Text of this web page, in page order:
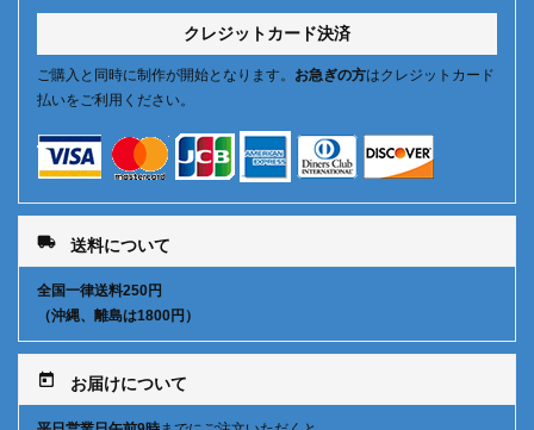
クレジットカード決済
ご購入と同時に制作が開始となります。 お急ぎの方はクレジットカード
払いをご利用ください。
local_shipping 送料について
全国一律送料250円
（沖縄、離島は1800円）
today お届けについて